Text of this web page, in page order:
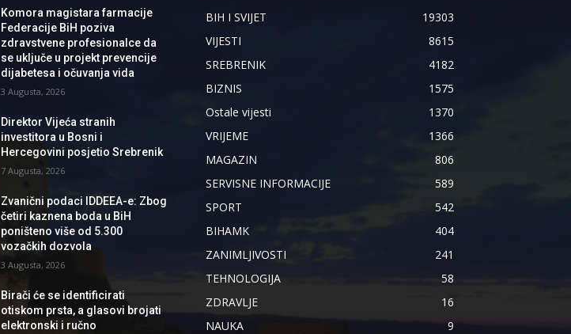
Komora magistara farmacije
Federacije BiH poziva
zdravstvene profesionalce da
se uključe u projekt prevencije
dijabetesa i očuvanja vida
3 Augusta, 2026
Direktor Vijeća stranih
investitora u Bosni i
Hercegovini posjetio Srebrenik
7 Augusta, 2026
Zvanični podaci IDDEEA-e: Zbog
četiri kaznena boda u BiH
poništeno više od 5.300
vozačkih dozvola
3 Augusta, 2026
Birači će se identificirati
otiskom prsta, a glasovi brojati
elektronski i ručno
BIH I SVIJET
19303
VIJESTI
8615
SREBRENIK
4182
BIZNIS
1575
Ostale vijesti
1370
VRIJEME
1366
MAGAZIN
806
SERVISNE INFORMACIJE
589
SPORT
542
BIHAMK
404
ZANIMLJIVOSTI
241
TEHNOLOGIJA
58
ZDRAVLJE
16
NAUKA
9